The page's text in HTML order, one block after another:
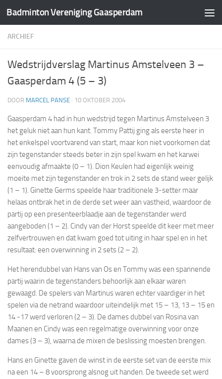
Doorgaan naar inhoud
Badminton Vereniging Gaasperdam
ARCHIEF
Wedstrijdverslag Martinus Amstelveen 3 –
Gaasperdam 4 (5 – 3)
DOOR MARCEL PANSE · 10 OKTOBER 2004
Gaasperdam 4 had in hun wedstrijd tegen Martinus Amstelveen 3
het geluk niet aan hun kant. Tommy Pattij ging als eerste heer in
het enkelspel voortvarend van start, maar kon niet voorkomen dat
zijn tegenstander steeds beter in zijn spel kwam en het karwei
eenvoudig afmaakte (0 – 1). Dion Keulen had eigenlijk weinig
moeite met zijn tegenstander en trok in 2 sets de stand weer gelijk
(1 – 1). Ginette Germs speelde haar traditionele 3-setter maar
helaas ontbrak het in de derde set weer aan vastheid, waardoor de
partij op een presenteerblaadje aan de tegenstander werd
aangeboden (1 – 2). Cindy van der Horst speelde dit keer met meer
zelfvertrouwen en dat kwam goed tot uiting in haar spel en in het
resultaat: een overwinning in 2 sets (2 – 2).
Het herendubbel van Hans van Os en Tommy was een spannende
partij waarin de tegenstanders behoorlijk aan elkaar waren
gewaagd. De spelers van Martinus waren echter vaardiger in het
spelen via de netrand waardoor uiteindelijk met 15 – 13, 13 – 15 en
14 -17 werd verloren (2 – 3). De dames dubbel van Rosina van
Maanen en Cindy was een regelmatige overwinning voor onze
dames (3 – 3), waarna de mixen de beslissing moesten brengen.
Hans en Ginette gaven de winst in de eerste set van de eerste mix
na een 14 – 8 voorsprong alsnog uit handen. De tweede set werd